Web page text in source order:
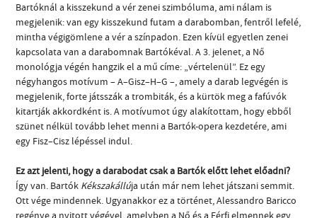
Bartóknál a kisszekund a vér zenei szimbóluma, ami nálam is
megjelenik: van egy kisszekund futam a darabomban, fentről lefelé,
mintha végigömlene a vér a színpadon. Ezen kívül egyetlen zenei
kapcsolata van a darabomnak Bartókéval. A 3. jelenet, a Nő
monológja végén hangzik el a mű címe: „vértelenül”. Ez egy
négyhangos motívum – A–Gisz–H–G –, amely a darab legvégén is
megjelenik, forte játsszák a trombiták, és a kürtök meg a fafúvók
kitartják akkordként is. A motívumot úgy alakítottam, hogy ebből
szünet nélkül tovább lehet menni a Bartók-opera kezdetére, ami
egy Fisz–Cisz lépéssel indul.
Ez azt jelenti, hogy a darabodat csak a Bartók előtt lehet előadni?
Így van. Bartók Kékszakállúja után már nem lehet játszani semmit.
Ott vége mindennek. Ugyanakkor ez a történet, Alessandro Baricco
regénye a nyitott végével, amelyben a Nő és a Férfi elmennek egy